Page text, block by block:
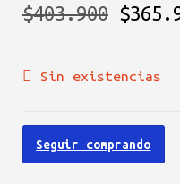
$403.900 El
era:
$
Sin existencias
Seguir comprando